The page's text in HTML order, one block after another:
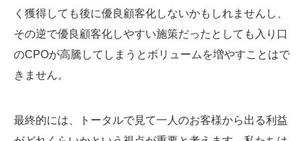
く獲得しても後に優良顧客化しないかもしれませんし、
その逆で優良顧客化しやすい施策だったとしても入り口
のCPOが高騰してしまうとボリュームを増やすことはで
きません。
最終的には、トータルで見て一人のお客様から出る利益